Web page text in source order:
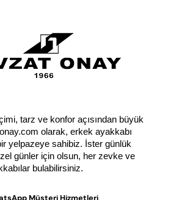
tarz ve konfor açısından büyük
olarak, erkek ayakkabı
yelpazeye sahibiz. İster günlük
günler için olsun, her zevke ve
bulabilirsiniz.
Müşteri Hizmetleri